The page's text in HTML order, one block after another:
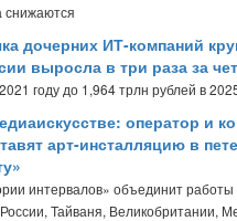
снижаются
дочерних ИТ-компаний
выросла в три раза за
году до 1,964 трлн рублей в
оператор и
арт-инсталляцию в
интервалов» объединит работы
Тайваня, Великобритании,